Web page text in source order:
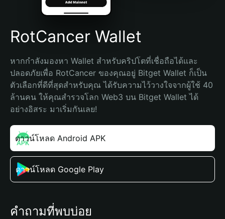
Español (Argentina)
RotCancer Wallet
หากกำลังมองหา Wallet สำหรับคริปโตที่เชื่อถือได้และ
ปลอดภัยเพื่อ RotCancer ของคุณอยู่ Bitget Wallet ก็เป็น
ตัวเลือกที่ดีที่สุดสำหรับคุณ ได้รับความไว้วางใจจากผู้ใช้ 40
ล้านคน ให้คุณสำรวจโลก Web3 บน Bitget Wallet ได้
อย่างอิสระ มาเริ่มกันเลย!
ดาวน์โหลด Android APK
ดาวน์โหลด Google Play
คำถามที่พบบ่อย